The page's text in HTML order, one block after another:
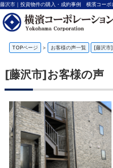
TOPページ > お客様の声一覧 [藤沢市]
[藤沢市]お客様の声